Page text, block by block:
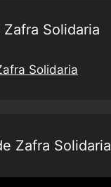
Solidaria
Zafra Solidaria